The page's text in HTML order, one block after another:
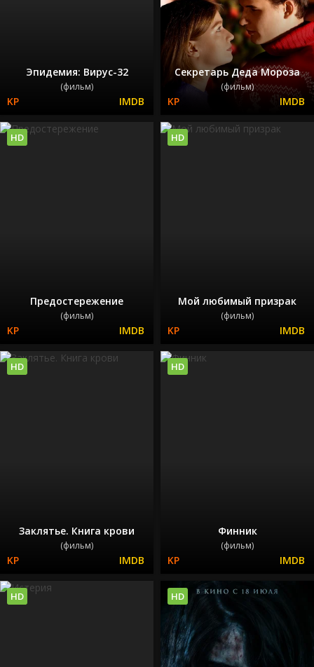
Эпидемия: Вирус-32
(фильм)
Секретарь Деда Мороза
(фильм)
Предостережение
(фильм)
HD
Мой любимый призрак
(фильм)
HD
Заклятье. Книга крови
(фильм)
HD
Финник
(фильм)
HD
HD HD